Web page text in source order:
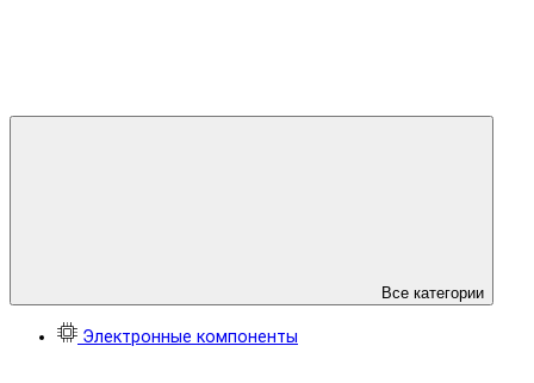
Все категории
Электронные компоненты